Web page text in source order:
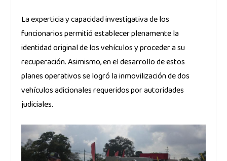
La experticia y capacidad investigativa de los
funcionarios permitió establecer plenamente la
identidad original de los vehículos y proceder a su
recuperación. Asimismo, en el desarrollo de estos
planes operativos se logró la inmovilización de dos
vehículos adicionales requeridos por autoridades
judiciales.